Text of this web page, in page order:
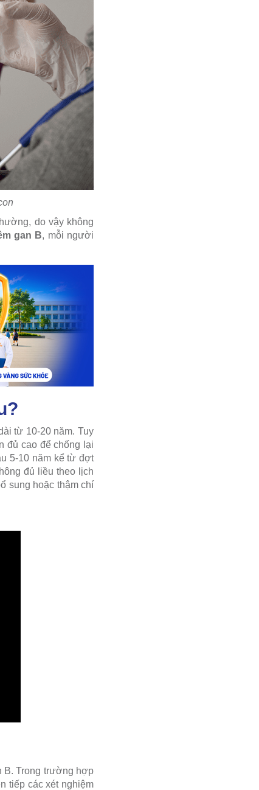
do vậy không
gan B, mỗi người
từ 10-20 năm. Tuy
đủ cao để chống lại
5-10 năm kể từ đợt
đủ liều theo lịch
sung hoặc thậm chí
B. Trong trường hợp
tiếp các xét nghiệm